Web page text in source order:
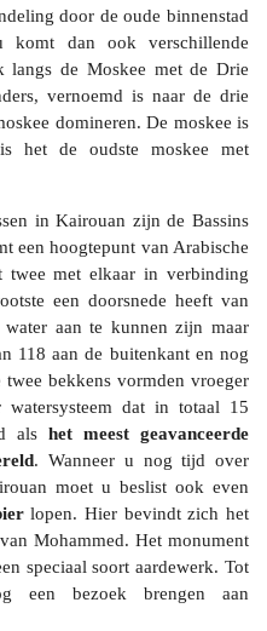
door de oude binnenstad
dan ook verschillende
langs de Moskee met de Drie
vernoemd is naar de drie
domineren. De moskee is
het de oudste moskee met
in Kairouan zijn de Bassins
een hoogtepunt van Arabische
twee met elkaar in verbinding
een doorsnede heeft van
aan te kunnen zijn maar
118 aan de buitenkant en nog
bekkens vormden vroeger
dat in totaal 15
als het meest geavanceerde
. Wanneer u nog tijd over
moet u beslist ook even
lopen. Hier bevindt zich het
Mohammed. Het monument
speciaal soort aardewerk. Tot
bezoek brengen aan